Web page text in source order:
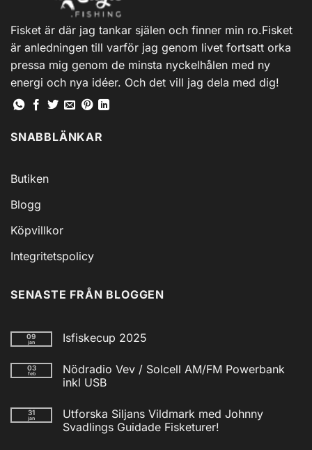
Fisket är där jag tankar själen och finner min ro.Fisket
är anledningen till varför jag genom livet fortsatt orka
pressa mig genom de minsta nyckelhålen med ny
energi och nya idéer. Och det vill jag dela med dig!
SNABBLÄNKAR
Butiken
Blogg
Köpvillkor
Integritetspolicy
SENASTE FRÅN BLOGGEN
09
jan Isfiskecup 2025
till
Isfiskecup
2025
03
feb
Nödradio Vev / Solcell AM/FM Powerbank
inkl USB
till
Nödradio
Vev
31
jan
Utforska Siljans Vildmark med Johnny
Svadlings Guidade Fisketurer!